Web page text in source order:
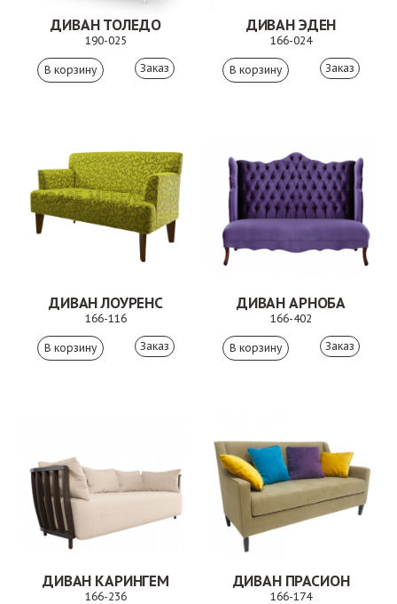
ДИВАН ТОЛЕДО
190-025
Заказ
ДИВАН ЭДЕН
166-024
Заказ
ДИВАН ЛОУРЕНС
166-116
Заказ
ДИВАН АРНОБА
166-402
Заказ
ДИВАН КАРИНГЕМ
166-236
ДИВАН ПРАСИОН
166-174